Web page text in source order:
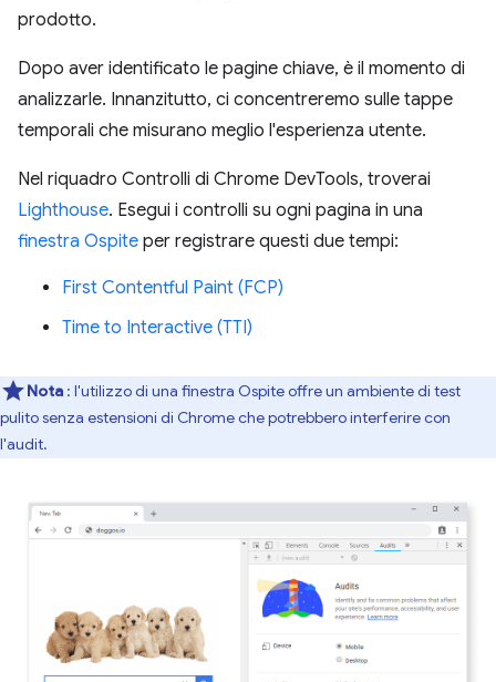
prodotto.
Dopo aver identificato le pagine chiave, è il momento di
analizzarle. Innanzitutto, ci concentreremo sulle tappe
temporali che misurano meglio l'esperienza utente.
Nel riquadro Controlli di Chrome DevTools, troverai
Lighthouse. Esegui i controlli su ogni pagina in una
finestra Ospite per registrare questi due tempi:
First Contentful Paint (FCP)
Time to Interactive (TTI)
Nota : l'utilizzo di una finestra Ospite offre un ambiente di test
pulito senza estensioni di Chrome che potrebbero interferire con
l'audit.